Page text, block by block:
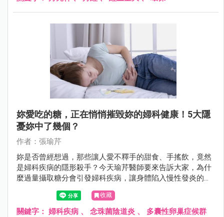
妳愛吃的糖，正在悄悄摧毀妳的婦科健康！5大隱
憂妳中了幾個？
作者：張瑜芹
妳是否曾經想過，那些讓人愛不釋手的甜食、手搖飲，竟然
是婦科疾病的隱形殺手？今天瑜芹醫師要來告訴大家，為什
麼過量攝取糖分會引發婦科疾病，讓身體陷入慢性發炎的惡
收藏
關鍵字： 婦科疾病 、 念珠菌陰道炎 、 多囊性卵巢症候群